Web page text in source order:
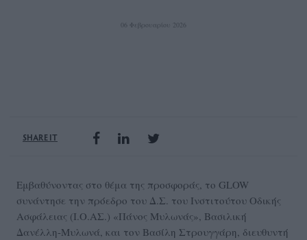
06 Φεβρουαρίου 2026
SHARE IT
Εμβαθύνοντας στο θέμα της προσφοράς, το GLOW
συνάντησε την πρόεδρο του Δ.Σ. του Ινστιτούτου Οδικής
Ασφάλειας (Ι.Ο.ΑΣ.) «Πάνος Μυλωνάς», Βασιλική
Δανέλλη-Μυλωνά, και τον Βασίλη Στρουγγάρη, διευθυντή